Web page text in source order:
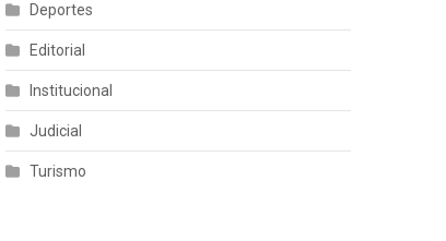
Deportes
Editorial
Institucional
Judicial
Turismo